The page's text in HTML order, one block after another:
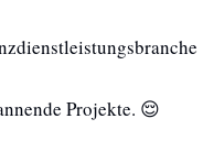
Projekte. 😌